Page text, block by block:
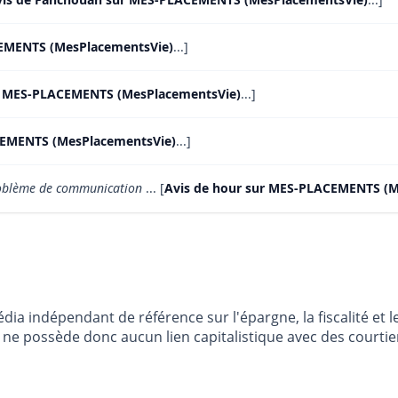
(MesPlacementsVie)...]
PLACEMENTS (MesPlacementsVie)...]
(MesPlacementsVie)...]
de communication ... [Avis de hour sur MES-PLACEMENTS
indépendant de référence sur l'épargne, la fiscalité
possède donc aucun lien capitalistique avec des